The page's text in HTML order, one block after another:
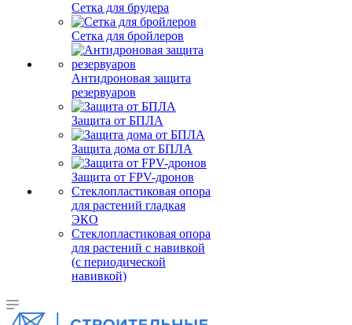
Сетка для брудера
Сетка для бройлеров
Антидроновая защита
резервуаров
Защита от БПЛА
Защита дома от БПЛА
Защита от FPV-дронов
Стеклопластиковая опора
для растений гладкая
ЭКО
Стеклопластиковая опора
для растений с навивкой
(с периодической
навивкой)